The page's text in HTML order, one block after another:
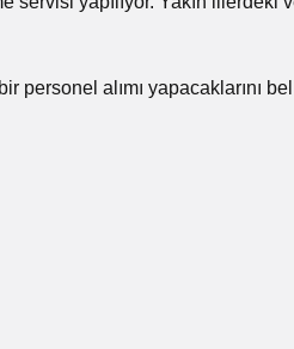
alımı